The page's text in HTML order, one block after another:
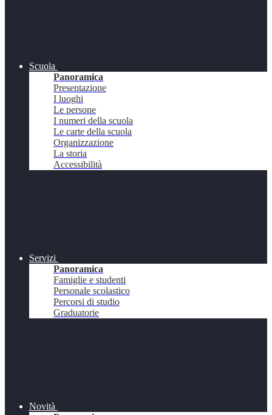
Scuola
Panoramica
Presentazione
I luoghi
Le persone
I numeri della scuola
Le carte della scuola
Organizzazione
La storia
Accessibilità
Servizi
Panoramica
Famiglie e studenti
Personale scolastico
Percorsi di studio
Graduatorie
Novità